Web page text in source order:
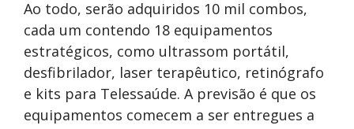
Ao todo, serão adquiridos 10 mil combos,
cada um contendo 18 equipamentos
estratégicos, como ultrassom portátil,
desfibrilador, laser terapêutico, retinógrafo
e kits para Telessaúde. A previsão é que os
equipamentos comecem a ser entregues a